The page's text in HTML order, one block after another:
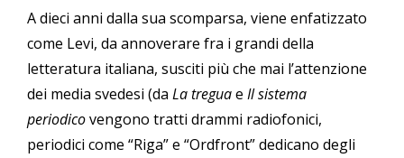
A dieci anni dalla sua scomparsa, viene enfatizzato
come Levi, da annoverare fra i grandi della
letteratura italiana, susciti più che mai l’attenzione
dei media svedesi (da La treguae Il sistema
periodicovengono tratti drammi radiofonici,
periodici come “Riga” e “Ordfront” dedicano degli